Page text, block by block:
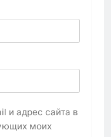
и адрес сайта в
моих